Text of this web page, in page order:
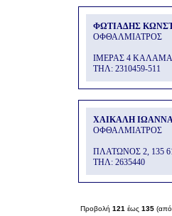
ΦΩΤΙΑΔΗΣ
ΟΦΘΑΛΜΙΑΤΡΟΣ
ΙΜΕΡΑΣ 4
THΛ: 2310459-511
ΧΑΙΚΑΛΗ
ΟΦΘΑΛΜΙΑΤΡΟΣ
ΠΛΑΤΩΝΟΣ 2, 135
THΛ: 2635440
Προβολή 121 έως 135 (από